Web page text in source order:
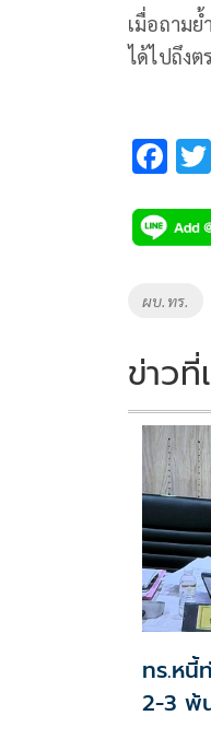
เมื่อถาม
ได้ไปถึง
F
e
b
o
k
Tags
ผบ.ทร.
ข่าว
ทร.หนี้
2-3 พ้